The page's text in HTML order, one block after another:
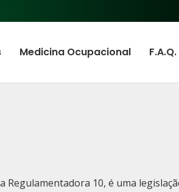
Medicina Ocupacional F.A.Q.
Regulamentadora 10, é uma